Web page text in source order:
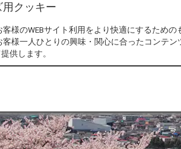
クッキー
客様のWEBサイト利用をより快適にするため
様一人ひとりの興味・関心に合ったコンテン
供します。